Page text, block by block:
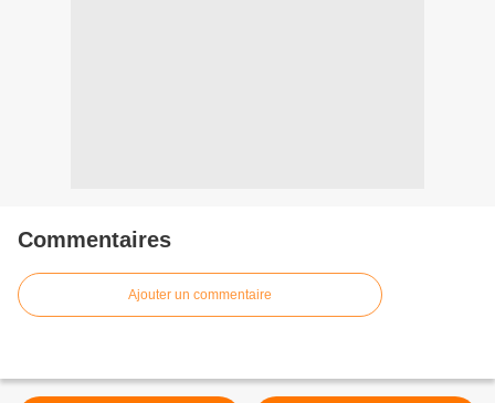
Commentaires
Ajouter un commentaire